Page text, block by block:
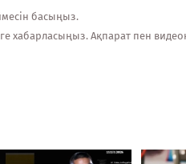
басыңыз.
хабарласыңыз. Ақпарат пен